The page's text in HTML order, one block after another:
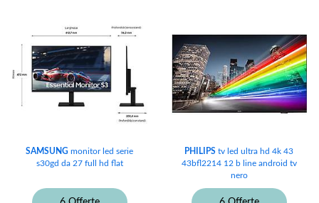
SAMSUNG monitor led serie
s30gd da 27 full hd flat
PHILIPS tv led ultra hd 4k 43
43bfl2214 12 b line android tv
nero